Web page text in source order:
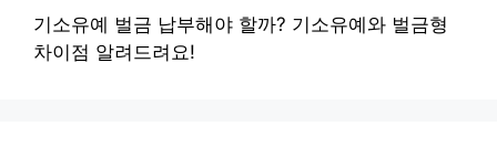
기소유예 벌금 납부해야 할까? 기소유예와 벌금형
차이점 알려드려요!